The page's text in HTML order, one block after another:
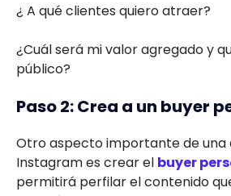
¿ A qué clientes quiero atraer?
¿Cuál será mi valor agregado y
público?
Paso 2: Crea a un buyer
Otro aspecto importante de una
Instagram es crear el buyer
permitirá perfilar el contenido